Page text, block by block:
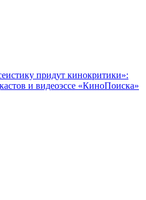
придут кинокритики»:
и видеоэссе «КиноПоиска»